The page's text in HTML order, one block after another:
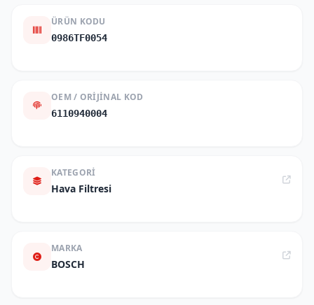
ÜRÜN KODU
0986TF0054
OEM / ORIJINAL KOD
6110940004
KATEGORI
Hava Filtresi
MARKA
BOSCH